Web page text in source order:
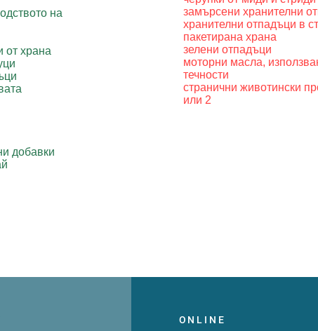
на
от храна
добавки
замърсени хранителни
хранителни отпадъци в
пакетирана храна
зелени отпадъци
моторни масла,
течности
странични животински
или 2
ONLINE